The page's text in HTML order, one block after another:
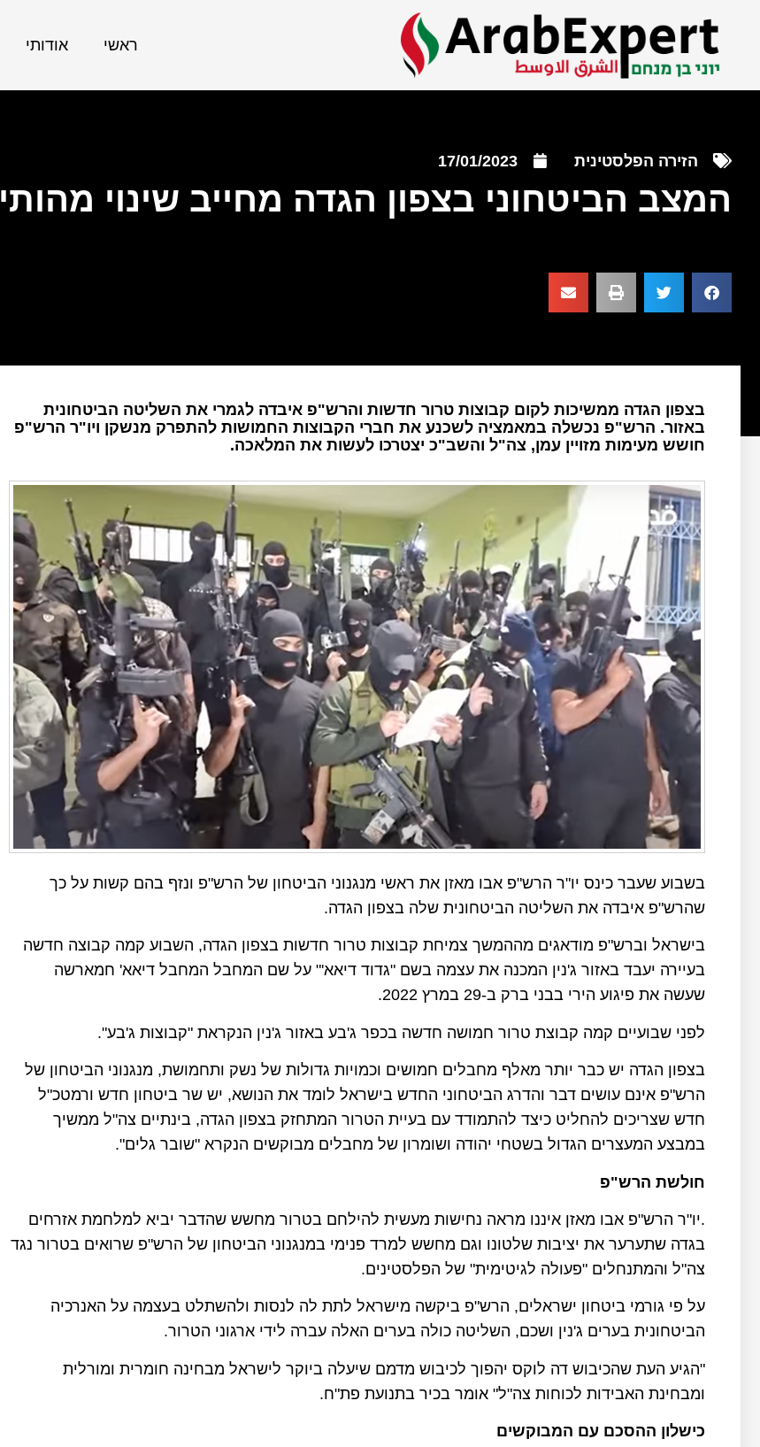
ראשי אודותי
הזירה הפלסטינית 17/01/2023
המצב הביטחוני בצפון הגדה מחייב שינוי מהותי
בצפון הגדה ממשיכות לקום קבוצות טרור חדשות והרש"פ איבדה לגמרי את השליטה הביטחונית
באזור. הרש"פ נכשלה במאמציה לשכנע את חברי הקבוצות החמושות להתפרק מנשקן ויו"ר הרש"פ
חושש מעימות מזויין עמן, צה"ל והשב"כ יצטרכו לעשות את המלאכה.
בשבוע שעבר כינס יו"ר הרש"פ אבו מאזן את ראשי מנגנוני הביטחון של הרש"פ ונזף בהם קשות על כך
שהרש"פ איבדה את השליטה הביטחונית שלה בצפון הגדה.
בישראל וברש"פ מודאגים מההמשך צמיחת קבוצות טרור חדשות בצפון הגדה, השבוע קמה קבוצה חדשה
בעיירה יעבד באזור ג'נין המכנה את עצמה בשם "גדוד דיאא'" על שם המחבל המחבל דיאא' חמארשה
שעשה את פיגוע הירי בבני ברק ב-29 במרץ 2022.
לפני שבועיים קמה קבוצת טרור חמושה חדשה בכפר ג'בע באזור ג'נין הנקראת "קבוצות ג'בע".
בצפון הגדה יש כבר יותר מאלף מחבלים חמושים וכמויות גדולות של נשק ותחמושת, מנגנוני הביטחון של
הרש"פ אינם עושים דבר והדרג הביטחוני החדש בישראל לומד את הנושא, יש שר ביטחון חדש ורמטכ"ל
חדש שצריכים להחליט כיצד להתמודד עם בעיית הטרור המתחזק בצפון הגדה, בינתיים צה"ל ממשיך
במבצע המעצרים הגדול בשטחי יהודה ושומרון של מחבלים מבוקשים הנקרא "שובר גלים".
חולשת הרש"פ
.יו"ר הרש"פ אבו מאזן איננו מראה נחישות מעשית להילחם בטרור מחשש שהדבר יביא למלחמת אזרחים
בגדה שתערער את יציבות שלטונו וגם מחשש למרד פנימי במנגנוני הביטחון של הרש"פ שרואים בטרור נגד
צה"ל והמתנחלים "פעולה לגיטימית" של הפלסטינים.
על פי גורמי ביטחון ישראלים, הרש"פ ביקשה מישראל לתת לה לנסות ולהשתלט בעצמה על האנרכיה
הביטחונית בערים ג'נין ושכם, השליטה כולה בערים האלה עברה לידי ארגוני הטרור.
"הגיע העת שהכיבוש דה לוקס יהפוך לכיבוש מדמם שיעלה ביוקר לישראל מבחינה חומרית ומורלית
ומבחינת האבידות לכוחות צה"ל" אומר בכיר בתנועת פת"ח.
כישלון ההסכם עם המבוקשים